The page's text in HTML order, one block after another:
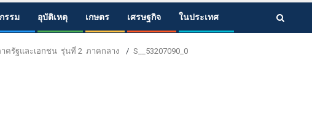
รรม อุบัติเหตุ เกษตร เศรษฐกิจ ในประเทศ
ครัฐและเอกชน รุ่นที่ 2 ภาคกลาง S__53207090_0